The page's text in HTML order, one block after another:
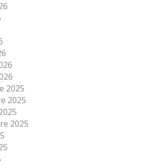
2025
2025
2025